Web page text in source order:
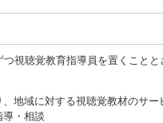
視聴覚教育指導員を置くこと
地域に対する視聴覚教材のサー
・相談